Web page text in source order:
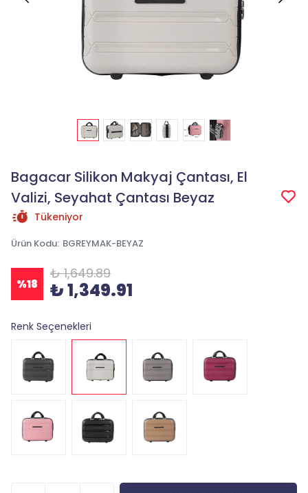
Bagacar Silikon Makyaj Çantası, El
Valizi, Seyahat Çantası Beyaz
Tükeniyor
Ürün Kodu: BGREYMAK-BEYAZ
%18
₺ 1,649.89
₺ 1,349.91
Renk Seçenekleri